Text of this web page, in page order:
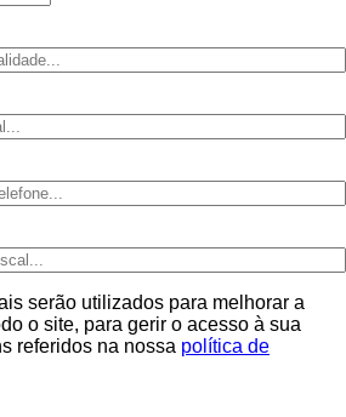
serão utilizados para melhorar a
o site, para gerir o acesso à sua
referidos na nossa política de